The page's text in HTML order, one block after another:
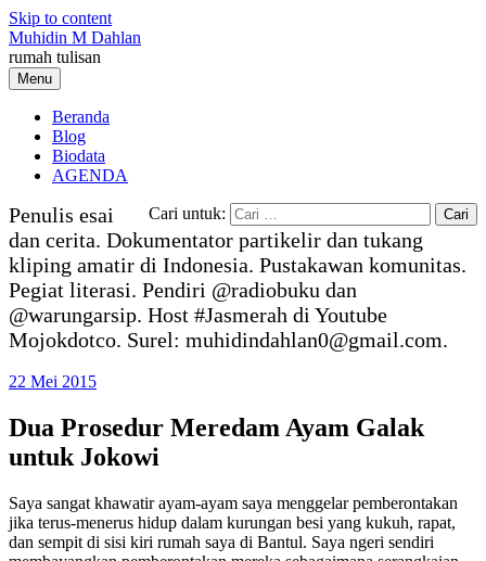
Skip to content
Muhidin M Dahlan
rumah tulisan
Menu
Beranda
Blog
Biodata
AGENDA
Cari untuk:
Penulis esai
dan cerita. Dokumentator partikelir dan tukang
kliping amatir di Indonesia. Pustakawan komunitas.
Pegiat literasi. Pendiri @radiobuku dan
@warungarsip. Host #Jasmerah di Youtube
Mojokdotco. Surel: muhidindahlan0@gmail.com.
22 Mei 2015
Dua Prosedur Meredam Ayam Galak
untuk Jokowi
Saya sangat khawatir ayam-ayam saya menggelar pemberontakan
jika terus-menerus hidup dalam kurungan besi yang kukuh, rapat,
dan sempit di sisi kiri rumah saya di Bantul. Saya ngeri sendiri